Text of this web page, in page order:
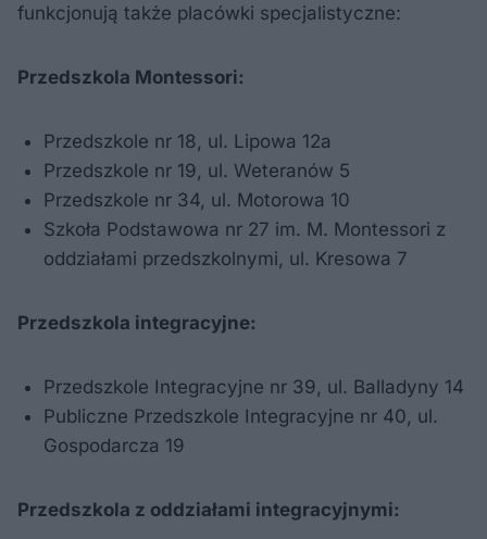
funkcjonują także placówki specjalistyczne:
Przedszkola Montessori:
Przedszkole nr 18, ul. Lipowa 12a
Przedszkole nr 19, ul. Weteranów 5
Przedszkole nr 34, ul. Motorowa 10
Szkoła Podstawowa nr 27 im. M. Montessori z
oddziałami przedszkolnymi, ul. Kresowa 7
Przedszkola integracyjne:
Przedszkole Integracyjne nr 39, ul. Balladyny 14
Publiczne Przedszkole Integracyjne nr 40, ul.
Gospodarcza 19
Przedszkola z oddziałami integracyjnymi: